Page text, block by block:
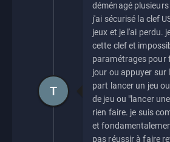
déménagé
j'ai sécurisé la clef
jeux et je l'ai perdu.
cette clef et
paramétrages pour
jour ou appuyer sur
part lancer un jeu
de jeu ou "lancer
rien faire. je suis
et
pas réussir à faire
T